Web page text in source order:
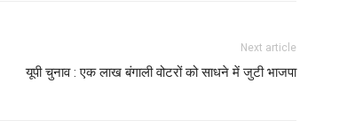
Next article
यूपी चुनाव : एक लाख बंगाली वोटरों को साधने में जुटी भाजपा